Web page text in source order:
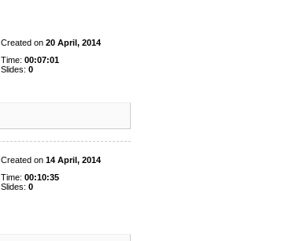
Created on 20 April, 2014
Time: 00:07:01
Slides: 0
Created on 14 April, 2014
Time: 00:10:35
Slides: 0